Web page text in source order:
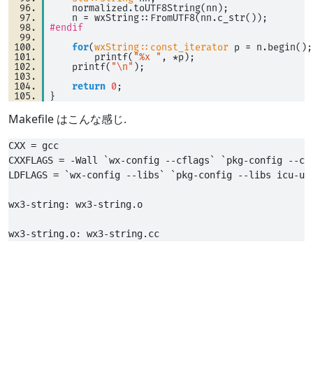
    normalized.toUTF8String(nn);
    n
= wxString::FromUTF8(nn.c_str());
#endif
for(wxString::const_iterator p =
        printf(
"%x " , *p);
    printf(
"\n" );
return 0;
}
Makefile はこんな感じ.
CXX = gcc
CXXFLAGS = -Wall `wx-config --cflags` `pkg-config --
LDFLAGS = `wx-config --libs` `pkg-config --libs icu-
wx3-string: wx3-string.o